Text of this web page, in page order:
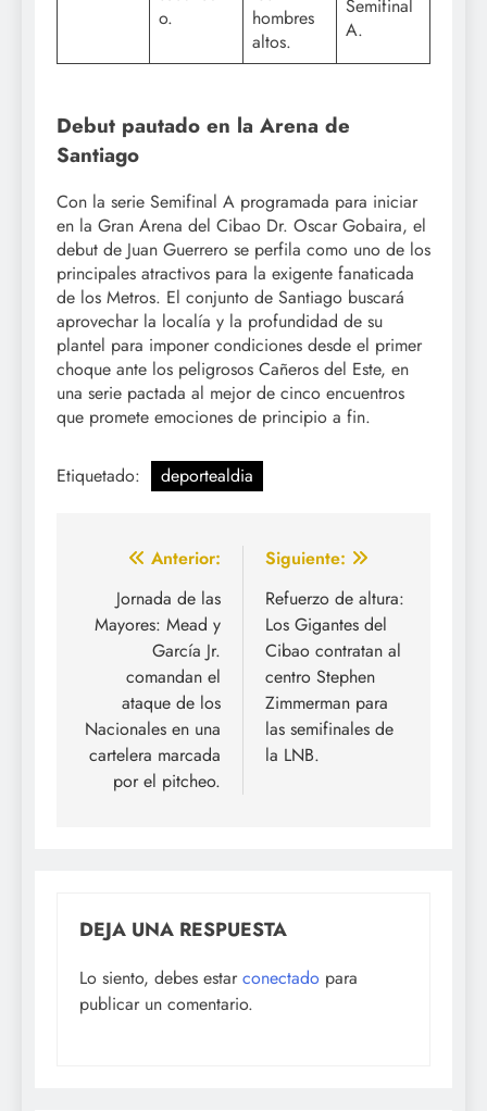
o.
hombres
altos.
Semifinal
A.
Debut pautado en la Arena de
Santiago
Con la serie Semifinal A programada para iniciar
en la Gran Arena del Cibao Dr. Oscar Gobaira, el
debut de Juan Guerrero se perfila como uno de los
principales atractivos para la exigente fanaticada
de los Metros. El conjunto de Santiago buscará
aprovechar la localía y la profundidad de su
plantel para imponer condiciones desde el primer
choque ante los peligrosos Cañeros del Este, en
una serie pactada al mejor de cinco encuentros
que promete emociones de principio a fin.
Etiquetado: deportealdia
Navegación
entradas
Anterior:
Jornada de las
Mayores: Mead y
García Jr.
comandan el
ataque de los
Nacionales en una
cartelera marcada
por el pitcheo.
Siguiente:
Refuerzo de altura:
Los Gigantes del
Cibao contratan al
centro Stephen
Zimmerman para
las semifinales de
la LNB.
DEJA UNA RESPUESTA
Lo siento, debes estar conectado para
publicar un comentario.